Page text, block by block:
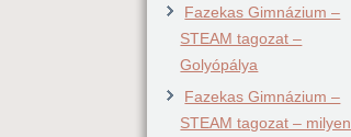
Fazekas Gimnázium –
STEAM tagozat –
Golyópálya
Fazekas Gimnázium –
STEAM tagozat – milyen